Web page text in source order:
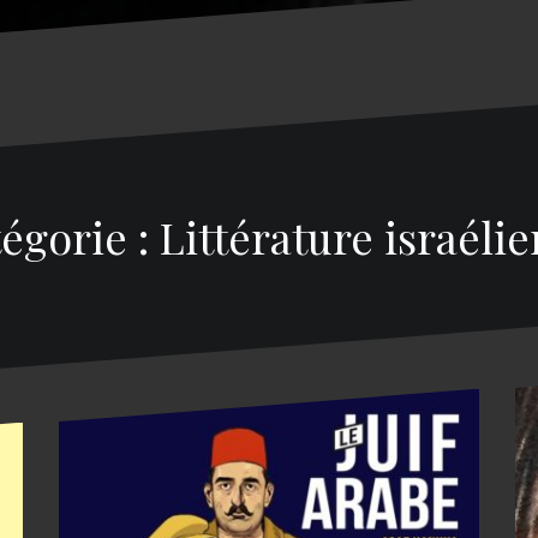
: Littérature